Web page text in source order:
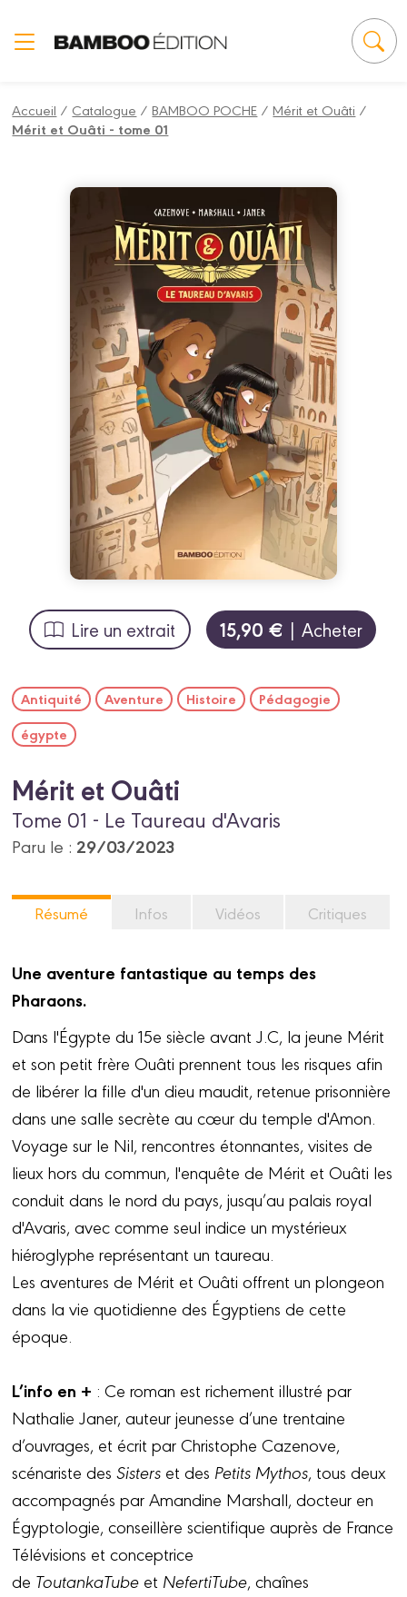
Accueil / Catalogue /BAMBOO POCHE /Mérit et Ouâti /
Mérit et Ouâti - tome 01
Lire un extrait 15,90 € | Acheter
Antiquité Aventure Histoire
Pédagogie
égypte
Mérit et Ouâti
Tome 01 - Le Taureau d'Avaris
Paru le : 29/03/2023
Résumé Infos Vidéos Critiques
Une aventure fantastique au temps des
Pharaons.
Dans l'Égypte du 15e siècle avant J.C, la jeune Mérit
et son petit frère Ouâti prennent tous les risques afin
de libérer la fille d'un dieu maudit, retenue prisonnière
dans une salle secrète au cœur du temple d'Amon.
Voyage sur le Nil, rencontres étonnantes, visites de
lieux hors du commun, l'enquête de Mérit et Ouâti les
conduit dans le nord du pays, jusqu’au palais royal
d'Avaris, avec comme seul indice un mystérieux
hiéroglyphe représentant un taureau.
Les aventures de Mérit et Ouâti offrent un plongeon
dans la vie quotidienne des Égyptiens de cette
époque.
L’info en + : Ce roman est richement illustré par
Nathalie Janer, auteur jeunesse d’une trentaine
d’ouvrages, et écrit par Christophe Cazenove,
scénariste desSisters et des Petits Mythos, tous deux
accompagnés par Amandine Marshall, docteur en
Égyptologie, conseillère scientifique auprès de France
Télévisions et conceptrice
de ToutankaTube et NefertiTube, chaînes